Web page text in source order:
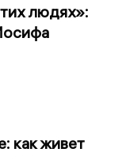
людях»:
как живет